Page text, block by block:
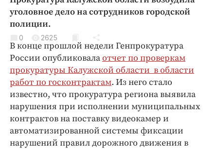
Криминал
Культура
Недвижимость и ЖКХ
Образование
Общество
Погода
Праздники
Происшествия
Спорт
Экономика и бизнес
уголовное дело на сотрудников городской
полиции.
0 2625
В конце прошлой недели Генпрокуратура
России опубликовалаотчет по проверкам
прокуратуры Калужской области в области
работ по госконтрактам. Из него стало
известно, что прокуратура региона выявила
нарушения при исполнении муниципальных
контрактов на поставку видеокамер и
автоматизированной системы фиксации
нарушений правил дорожного движения в